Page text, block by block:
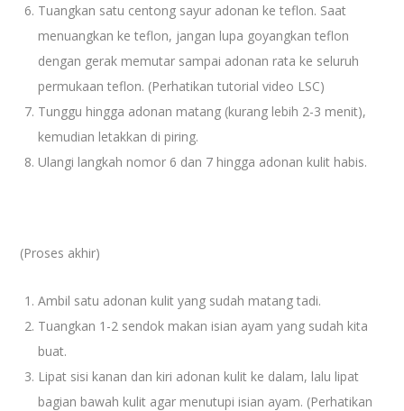
Tuangkan satu centong sayur adonan ke teflon. Saat
menuangkan ke teflon, jangan lupa goyangkan teflon
dengan gerak memutar sampai adonan rata ke seluruh
permukaan teflon. (Perhatikan tutorial video LSC)
Tunggu hingga adonan matang (kurang lebih 2-3 menit),
kemudian letakkan di piring.
Ulangi langkah nomor 6 dan 7 hingga adonan kulit habis.
(Proses akhir)
Ambil satu adonan kulit yang sudah matang tadi.
Tuangkan 1-2 sendok makan isian ayam yang sudah kita
buat.
Lipat sisi kanan dan kiri adonan kulit ke dalam, lalu lipat
bagian bawah kulit agar menutupi isian ayam. (Perhatikan